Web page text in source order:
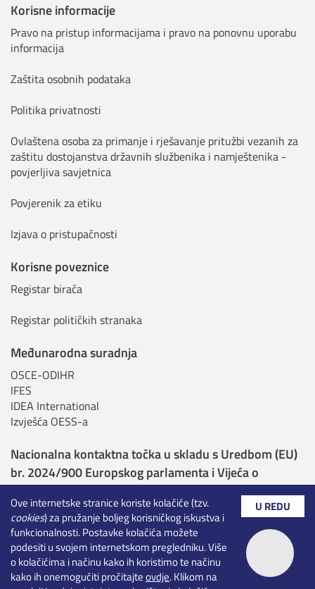
Ove internetske stranice koriste kolačiće (tzv.
cookies) za pružanje boljeg korisničkog iskustva i
funkcionalnosti. Postavke kolačića možete
podesiti u svojem internetskom pregledniku. Više
o kolačićima i načinu kako ih koristimo te načinu
kako ih onemogućiti pročitajteovdje. Klikom na
U REDU
Korisne informacije
Pravo na pristup informacijama i pravo na ponovnu uporabu
informacija
Zaštita osobnih podataka
Politika privatnosti
Ovlaštena osoba za primanje i rješavanje pritužbi vezanih za
zaštitu dostojanstva državnih službenika i namještenika -
povjerljiva savjetnica
Povjerenik za etiku
Izjava o pristupačnosti
Korisne poveznice
Registar birača
Registar političkih stranaka
Međunarodna suradnja
OSCE-ODIHR
IFES
IDEA International
Izvješća OESS-a
Nacionalna kontaktna točka u skladu s Uredbom (EU)
br. 2024/900 Europskog parlamenta i Vijeća o
transparentnosti i ciljanju u političkom oglašavanju
Nadležna tijela sukladno Uredbi o umjetnoj
inteligenciji
Rezultati izbora - otvoreni podaci